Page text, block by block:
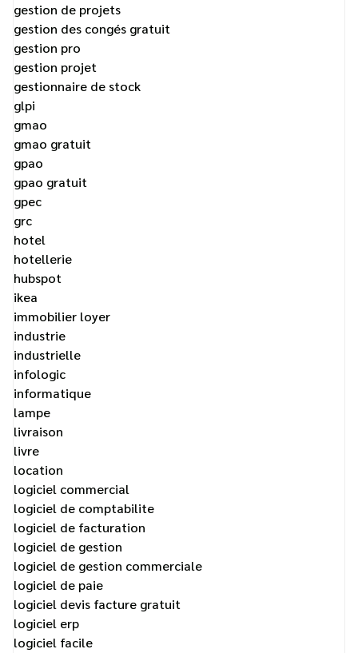
gestion de projets
gestion des congés gratuit
gestion pro
gestion projet
gestionnaire de stock
glpi
gmao
gmao gratuit
gpao
gpao gratuit
gpec
grc
hotel
hotellerie
hubspot
ikea
immobilier loyer
industrie
industrielle
infologic
informatique
lampe
livraison
livre
location
logiciel commercial
logiciel de comptabilite
logiciel de facturation
logiciel de gestion
logiciel de gestion commerciale
logiciel de paie
logiciel devis facture gratuit
logiciel erp
logiciel facile